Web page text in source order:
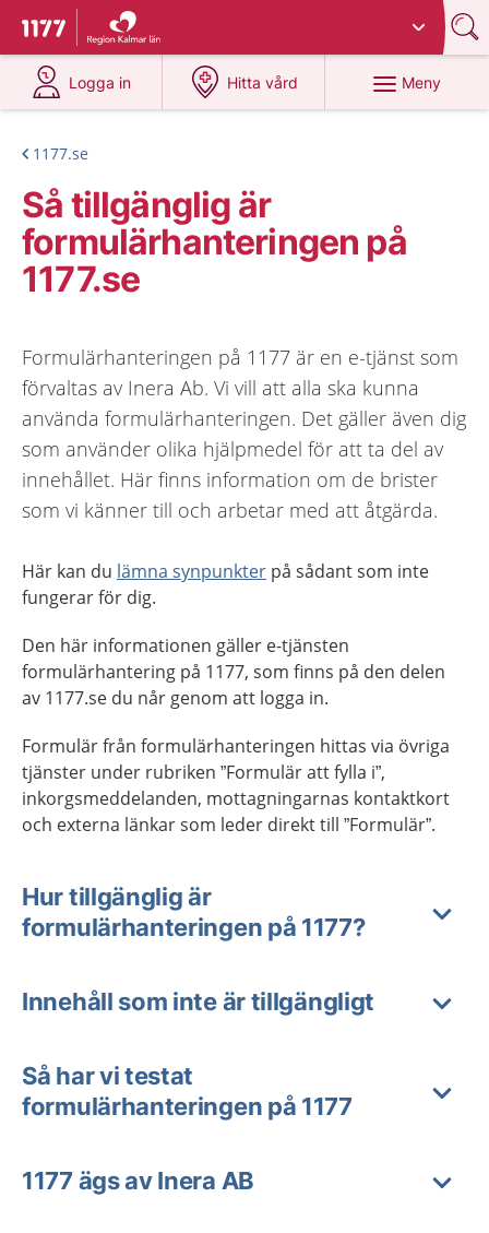
Till startsidan för 1177
Du har valt region
Logga in
på 1177.se
Hitta vård
på 1177.se
Meny
1177.se
Så tillgänglig är
formulärhanteringen på
1177.se
Formulärhanteringen på 1177 är en e-tjänst som
förvaltas av Inera Ab. Vi vill att alla ska kunna
använda formulärhanteringen. Det gäller även dig
som använder olika hjälpmedel för att ta del av
innehållet. Här finns information om de brister
som vi känner till och arbetar med att åtgärda.
Här kan du lämna synpunkter på sådant som inte
fungerar för dig.
Den här informationen gäller e-tjänsten
formulärhantering på 1177, som finns på den delen
av 1177.se du når genom att logga in.
Formulär från formulärhanteringen hittas via övriga
tjänster under rubriken ”Formulär att fylla i”,
inkorgsmeddelanden, mottagningarnas kontaktkort
och externa länkar som leder direkt till ”Formulär”.
Hur tillgänglig är
formulärhanteringen på 1177?
Innehåll som inte är tillgängligt
Så har vi testat
formulärhanteringen på 1177
1177 ägs av Inera AB